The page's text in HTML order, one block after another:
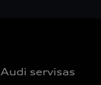
Audi servisas